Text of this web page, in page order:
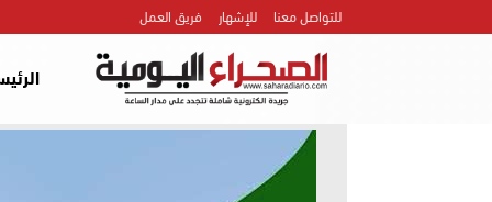
للتواصل معنا للإشهار فريق العمل